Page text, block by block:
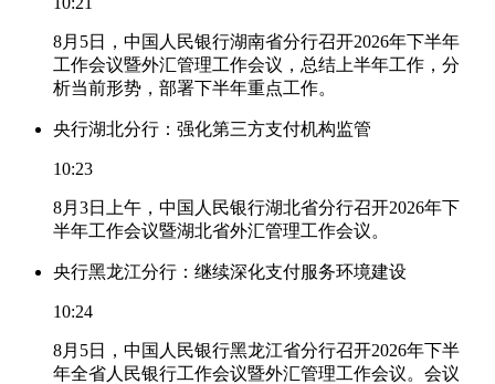
8月5日，中国人民银行湖南省分行召开2026年下半年
工作会议暨外汇管理工作会议，总结上半年工作，分
析当前形势，部署下半年重点工作。
央行湖北分行：强化第三方支付机构监管
10:23
8月3日上午，中国人民银行湖北省分行召开2026年下
半年工作会议暨湖北省外汇管理工作会议。
央行黑龙江分行：继续深化支付服务环境建设
10:24
8月5日，中国人民银行黑龙江省分行召开2026年下半
年全省人民银行工作会议暨外汇管理工作会议。会议